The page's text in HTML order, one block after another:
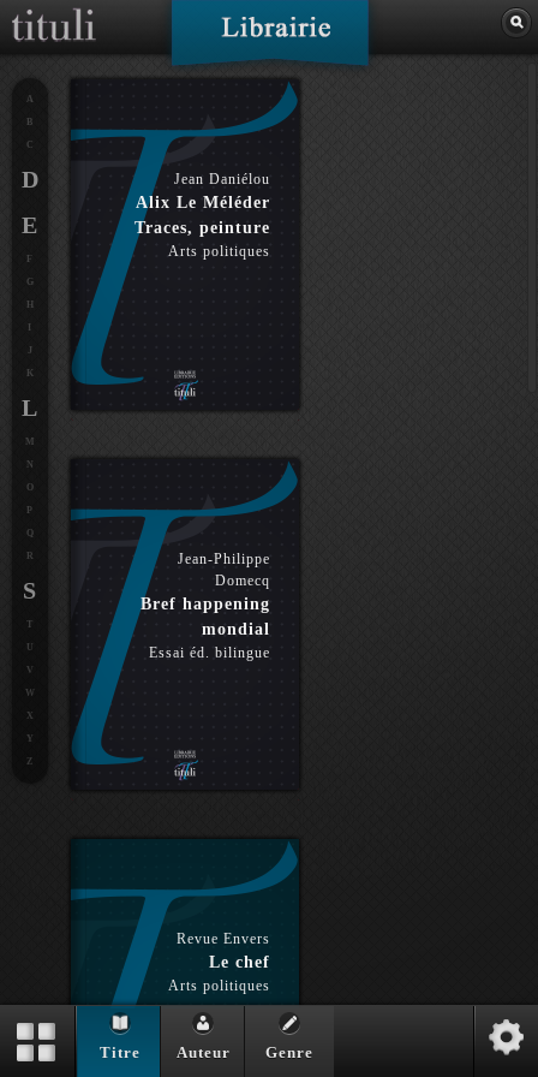
Jean Daniélou
Alix Le Méléder
Traces, peinture
Arts politiques
Jean-Philippe
Domecq
Bref happening
mondial
Essai éd. bilingue
Revue Envers
Le chef
Arts politiques
A
B
C
D
E
F
G
H
J
K
L
M
N
O
P
Q
R
S
T
U
V
W
X
Y
Z
Titre Auteur Genre